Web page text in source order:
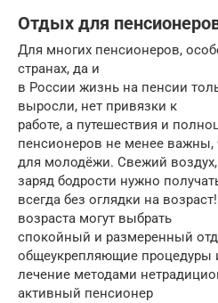
Отдых для
Для многих пенсионеров,
странах, да и
в России жизнь на пенсии
выросли, нет привязки к
работе, а путешествия и
пенсионеров не менее важны,
для молодёжи. Свежий
заряд бодрости нужно
всегда без оглядки на
возраста могут выбрать
спокойный и размеренный
общеукрепляющие процедуры
лечение методами
активный пенсионер